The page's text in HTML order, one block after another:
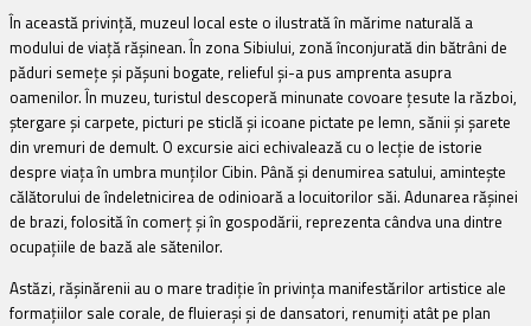
În această privinţă, muzeul local este o ilustrată în mărime naturală a
modului de viaţă răşinean. În zona Sibiului, zonă înconjurată din bătrâni de
păduri semeţe şi păşuni bogate, relieful şi-a pus amprenta asupra
oamenilor. În muzeu, turistul descoperă minunate covoare ţesute la război,
ştergare şi carpete, picturi pe sticlă şi icoane pictate pe lemn, sănii şi şarete
din vremuri de demult. O excursie aici echivalează cu o lecţie de istorie
despre viaţa în umbra munţilor Cibin. Până şi denumirea satului, aminteşte
călătorului de îndeletnicirea de odinioară a locuitorilor săi. Adunarea răşinei
de brazi, folosită în comerţ şi în gospodării, reprezenta cândva una dintre
ocupaţiile de bază ale sătenilor.
Astăzi, răşinărenii au o mare tradiţie în privinţa manifestărilor artistice ale
formaţiilor sale corale, de fluieraşi şi de dansatori, renumiţi atât pe plan